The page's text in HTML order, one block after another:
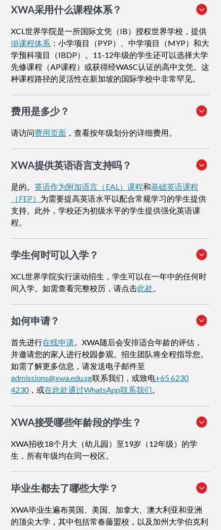
XWA采用什么课程体系？
XCL世界学院是一所国际文凭（IB）授权世界学校，提供
IB课程体系 ：小学项目（PYP）、中学项目（MYP）和大
学预科项目（IBDP）。11-12年级的学生还可以选择大学
先修课程（AP课程）或获得经WASC认证的高中文凭。这
种课程路径的灵活性在新加坡的国际学校中非常罕见。
费用是多少？
请访问费用页面 ，查看按年级划分的详细费用。
XWA提供英语语言支持吗？
是的。英语作为附加语言（EAL）课程和基础英语课程
（FEP） 为需要提高英语水平以配合常规学习的学生提供
支持。此外，学校还为初级水平的学生提供强化英语课
程。
学生何时可以入学？
XCL世界学院实行滚动招生，学生可以在一年中的任何时
间入学。如需查看完整校历，请点击此处。
如何申请？
首先进行在线申请。XWA随后会安排适合年龄的评估，
并邀请您的家人进行校园参观。招生团队将全程指导您。
如需了解更多信息，请发送电子邮件至
admissions@xwa.edu.sg联系我们，或致电+65 6230
4230，或在此处通过WhatsApp联系我们。
XWA接受哪些年龄段的学生？
XWA招收18个月大（幼儿园）至19岁（12年级）的学
生，所有年级均在同一校区。
毕业生都去了哪些大学？
XWA毕业生遍布英国、美国、加拿大、澳大利亚和亚洲
的顶尖大学，其中包括常春藤盟校，以及加州大学伯克利